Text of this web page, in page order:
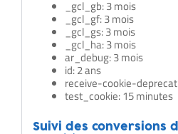
_gcl_gb: 3 mois
_gcl_gf: 3 mois
_gcl_gs: 3 mois
_gcl_ha: 3 mois
ar_debug: 3 mois
id: 2 ans
receive-cookie-
test_cookie: 15 minutes
Suivi des conversions